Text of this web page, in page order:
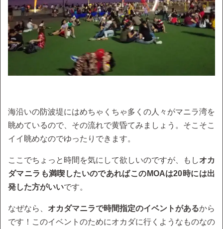
海沿いの防波堤にはめちゃくちゃ多くの人々がマニラ湾を
眺めているので、その流れで黄昏てみましょう。そこそこ
イイ眺めなのでゆったりできます。
ここでちょっと時間を気にして欲しいのですが、もしオカ
ダマニラも満喫したいのであればこのMOAは20時には出
発した方がいいです。
なぜなら、 オカダマニラで時間指定のイベントがあるから
です！このイベントのためにオカダに行くようなものなの